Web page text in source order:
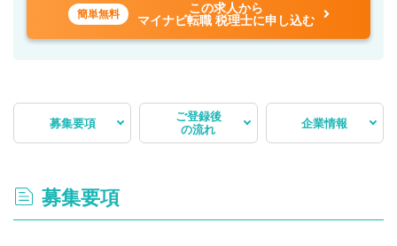
簡単無料
この求人から
マイナビ転職 税理士に申し込む
募集要項
ご登録後
の流れ
企業情報
募集要項